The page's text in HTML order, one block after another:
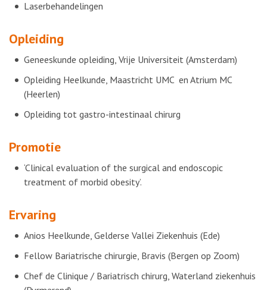
Laserbehandelingen
Opleiding
Geneeskunde opleiding, Vrije Universiteit (Amsterdam)
Opleiding Heelkunde, Maastricht UMC en Atrium MC
(Heerlen)
Opleiding tot gastro-intestinaal chirurg
Promotie
‘Clinical evaluation of the surgical and endoscopic
treatment of morbid obesity’.
Ervaring
Anios Heelkunde, Gelderse Vallei Ziekenhuis (Ede)
Fellow Bariatrische chirurgie, Bravis (Bergen op Zoom)
Chef de Clinique / Bariatrisch chirurg, Waterland ziekenhuis